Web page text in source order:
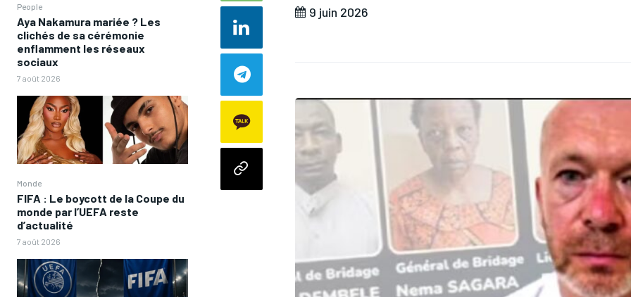
People
Aya Nakamura mariée ? Les
clichés de sa cérémonie
enflamment les réseaux
sociaux
7 août 2026
Monde
FIFA : Le boycott de la Coupe du
monde par l’UEFA reste
d’actualité
7 août 2026
9 juin 2026